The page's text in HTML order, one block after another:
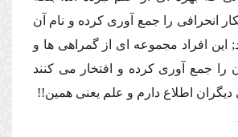
انحرافى را جمع آورى كرده و نام آن
این افراد مجموعه اى از گمراهى ها و
را جمع آورى كرده و افتخار مى كنند
اطلاع دارم و علم یعنى همین!!